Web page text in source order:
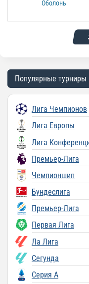
Оболонь
Популярные турниры
Лига Чемпионов
Лига Европы
Лига
Премьер-Лига
Чемпионшип
Бундеслига
Премьер-Лига
Первая Лига
Ла Лига
Сегунда
Серия A